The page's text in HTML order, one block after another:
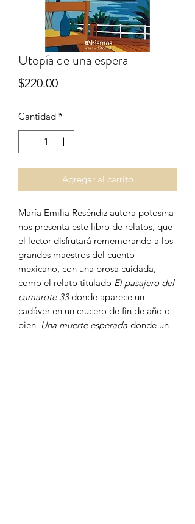
Utopía de una espera
$220.00Precio
Cantidad *
Agregar al carrito
María Emilia Reséndiz autora potosina
nos presenta este libro de relatos, que
el lector disfrutará rememorando a los
grandes maestros del cuento
mexicano, con una prosa cuidada,
como el relato titulado El pasajero del
camarote 33donde aparece un
cadáver en un crucero de fin de año o
bien Una muerte esperada donde un